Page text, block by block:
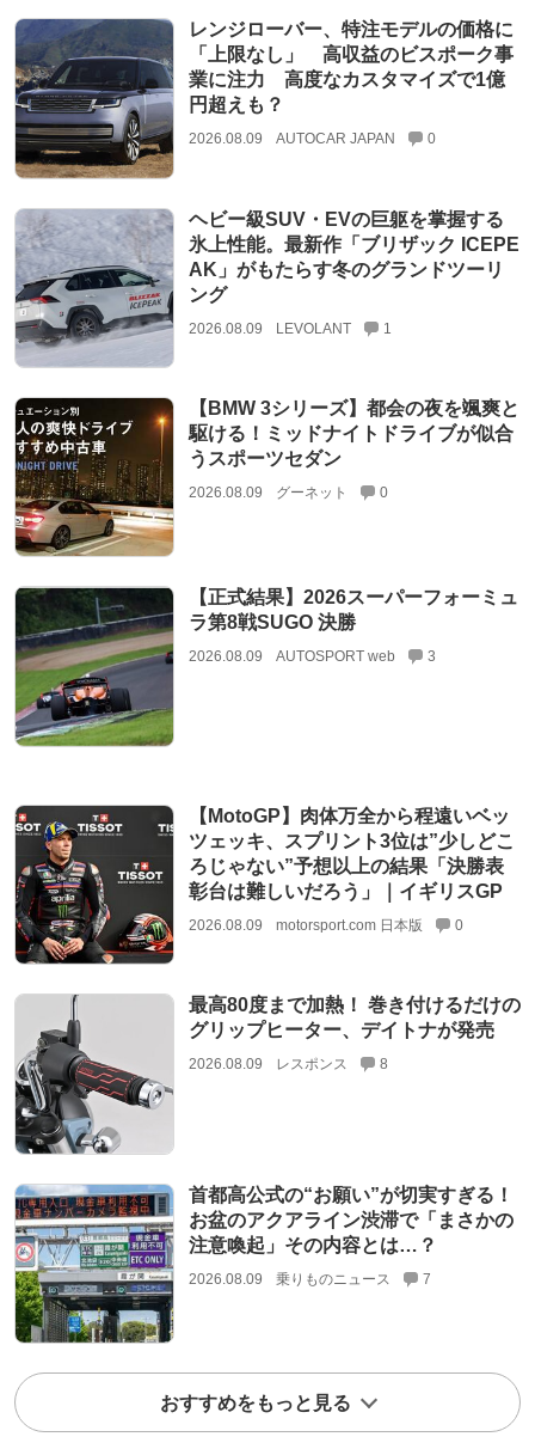
レンジローバー、特注モデルの価格に
「上限なし」 高収益のビスポーク事
業に注力 高度なカスタマイズで1億
円超えも？
2026.08.09 AUTOCAR JAPAN 0
ヘビー級SUV・EVの巨躯を掌握する
氷上性能。最新作「ブリザック ICEPE
AK」がもたらす冬のグランドツーリ
ング
2026.08.09 LEVOLANT 1
【BMW 3シリーズ】都会の夜を颯爽と
駆ける！ミッドナイトドライブが似合
うスポーツセダン
2026.08.09 グーネット 0
【正式結果】2026スーパーフォーミュ
ラ第8戦SUGO 決勝
2026.08.09 AUTOSPORT web 3
【MotoGP】肉体万全から程遠いベッ
ツェッキ、スプリント3位は”少しどこ
ろじゃない”予想以上の結果「決勝表
彰台は難しいだろう」｜イギリスGP
2026.08.09 motorsport.com 日本版 0
最高80度まで加熱！ 巻き付けるだけの
グリップヒーター、デイトナが発売
2026.08.09 レスポンス 8
首都高公式の“お願い”が切実すぎる！
お盆のアクアライン渋滞で「まさかの
注意喚起」その内容とは…？
2026.08.09 乗りものニュース 7
おすすめをもっと見る